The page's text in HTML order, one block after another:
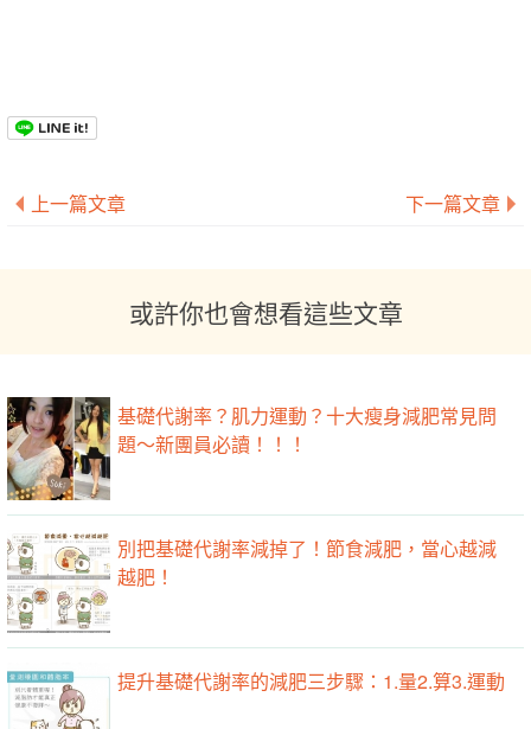
上一篇文章 下一篇文章
或許你也會想看這些文章
基礎代謝率？肌力運動？十大瘦身減肥常見問
題～新團員必讀！！！
別把基礎代謝率減掉了！節食減肥，當心越減
越肥！
提升基礎代謝率的減肥三步驟：1.量2.算3.運動